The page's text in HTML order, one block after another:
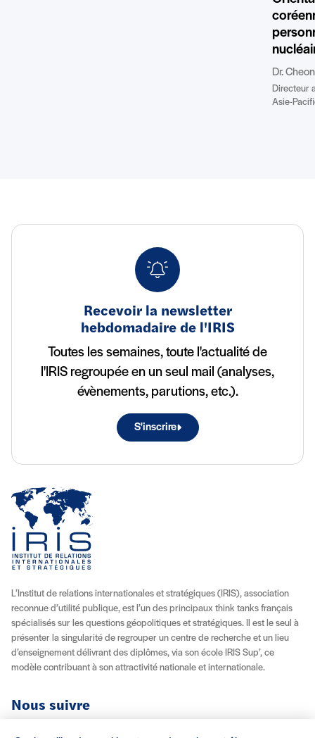
Dr.
Directeur
Asie-
Recevoir la newsletter
hebdomadaire de l'IRIS
Toutes les semaines, toute l'actualité de
l'IRIS regroupée en un seul mail (analyses,
évènements, parutions, etc.).
S'inscrire
L’Institut de relations internationales et stratégiques (IRIS), association
reconnue d’utilité publique, est l’un des principaux think tanks français
spécialisés sur les questions géopolitiques et stratégiques. Il est le seul à
présenter la singularité de regrouper un centre de recherche et un lieu
d’enseignement délivrant des diplômes, via son école IRIS Sup’, ce
modèle contribuant à son attractivité nationale et internationale.
Nous suivre